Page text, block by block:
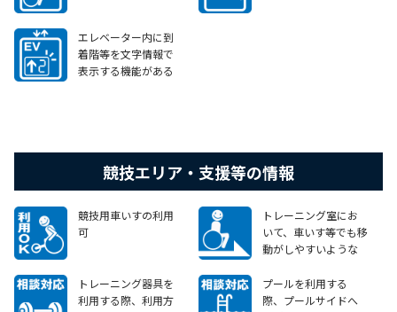
エレベーター内に到
着階等を文字情報で
表示する機能がある
競技エリア・支援等の情報
競技用車いすの利用
可
トレーニング室にお
いて、車いす等でも移
動がしやすいような
る
トレーニング器具を
利用する際、利用方
プールを利用する
際、プールサイドへ